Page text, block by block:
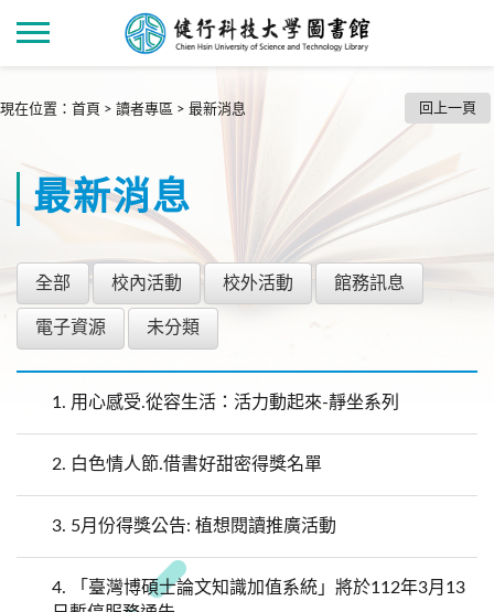
現在位置 ： 首頁 > 讀者專區 > 最新消息 回上一頁
最新消息
全部 校內活動 校外活動 館務訊息
電子資源 未分類
1. 用心感受.從容生活：活力動起來-靜坐系列
2. 白色情人節.借書好甜密得獎名單
3. 5月份得獎公告: 植想閱讀推廣活動
4.
「臺灣博碩士論文知識加值系統」將於112年3月13